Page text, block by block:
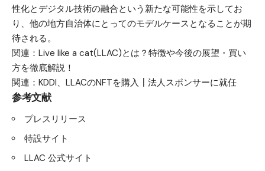
性化とデジタル技術の融合という新たな可能性を示してお
り、他の地方自治体にとってのモデルケースとなることが期
待される。
関連： Live like a cat(LLAC)とは？特徴や今後の展望・買い
方を徹底解説！
関連： KDDI、LLACのNFTを購入┃法人スポンサーに就任
参考文献
プレスリリース
特設サイト
LLAC 公式サイト